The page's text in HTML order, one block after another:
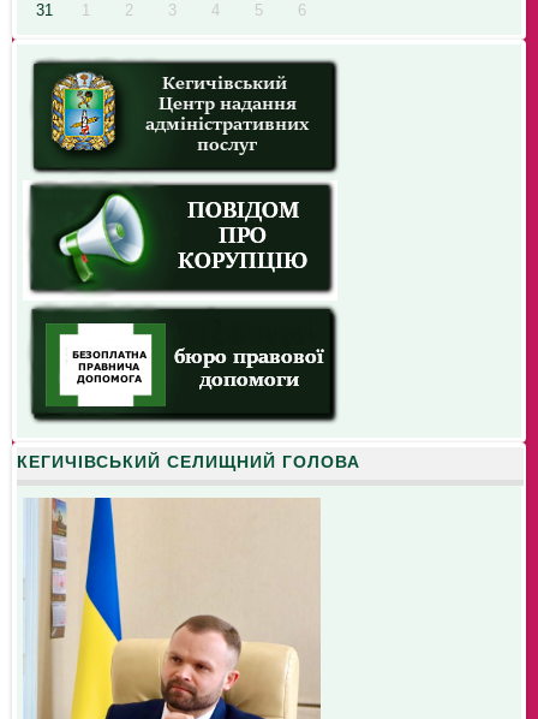
31 1 2 3 4 5 6
КЕГИЧІВСЬКИЙ СЕЛИЩНИЙ ГОЛОВА